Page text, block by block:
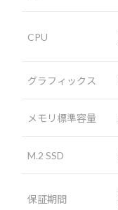
CPU
グラフィックス
メモリ標準容量
M.2 SSD
保証期間